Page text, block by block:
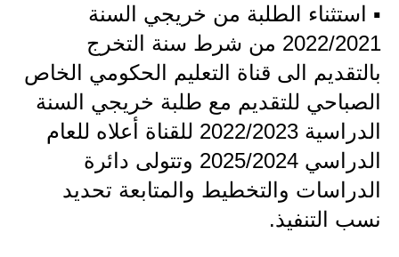
المرحلة المتوسطة
المرحلة الاعدادية
ملازم دراسية
المرحلة الابتدائية
المرحلة المتوسطة
▪️ استثناء الطلبة من خريجي السنة
2022/2021 من شرط سنة التخرج
بالتقديم الى قناة التعليم الحكومي الخاص
الصباحي للتقديم مع طلبة خريجي السنة
الدراسية 2022/2023 للقناة أعلاه للعام
الدراسي 2025/2024 وتتولى دائرة
الدراسات والتخطيط والمتابعة تحديد
نسب التنفيذ.